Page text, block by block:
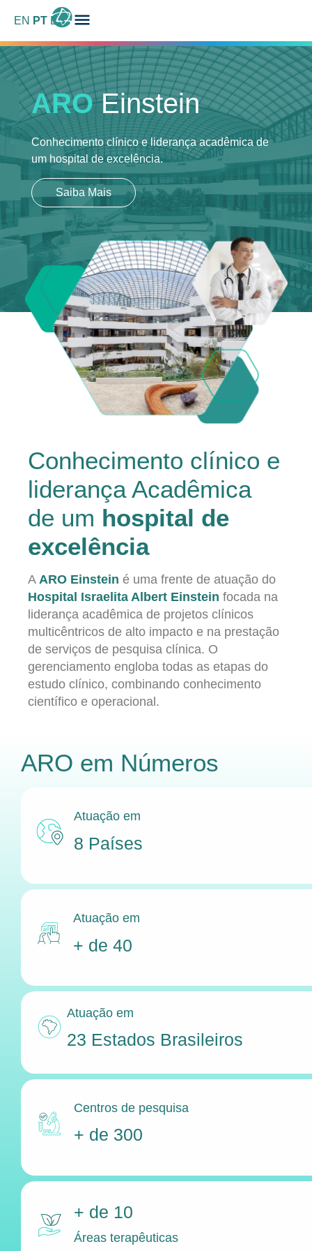
EN PT ES
ARO Einstein
Conhecimento clínico e liderança acadêmica de
um hospital de excelência.
Saiba Mais
Conhecimento clínico e
liderança Acadêmica
de um hospital de
excelência
A ARO Einstein é uma frente de atuação do
Hospital Israelita Albert Einstein focada na
liderança acadêmica de projetos clínicos
multicêntricos de alto impacto e na prestação
de serviços de pesquisa clínica. O
gerenciamento engloba todas as etapas do
estudo clínico, combinando conhecimento
científico e operacional.
ARO em Números
Atuação em
8 Países
Atuação em
+ de 40
Atuação em
23 Estados Brasileiros
Centros de pesquisa
+ de 300
+ de 10
Áreas terapêuticas